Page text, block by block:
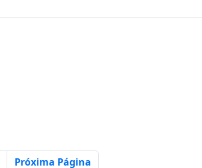
Próxima Página